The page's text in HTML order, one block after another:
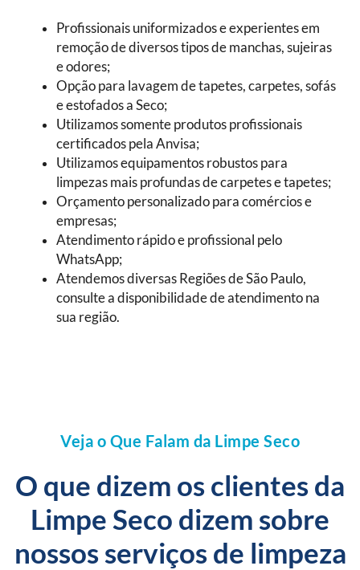
Profissionais uniformizados e experientes em
remoção de diversos tipos de manchas, sujeiras
e odores;
Opção para lavagem de tapetes, carpetes, sofás
e estofados a Seco;
Utilizamos somente produtos profissionais
certificados pela Anvisa;
Utilizamos equipamentos robustos para
limpezas mais profundas de carpetes e tapetes;
Orçamento personalizado para comércios e
empresas;
Atendimento rápido e profissional pelo
WhatsApp;
Atendemos diversas Regiões de São Paulo,
consulte a disponibilidade de atendimento na
sua região.
Veja o Que Falam da Limpe Seco
O que dizem os clientes da
Limpe Seco dizem sobre
nossos serviços de limpeza